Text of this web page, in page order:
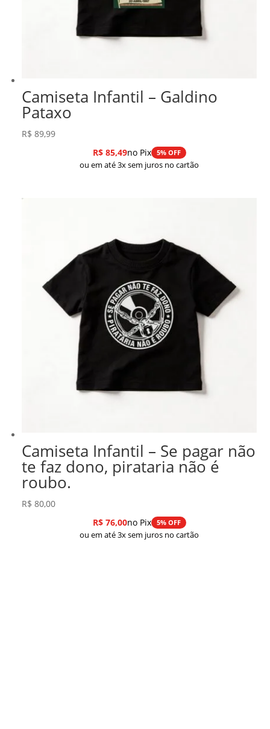
Camiseta Infantil – Galdino
Pataxo
R$ 89,99
R$85,49no Pix 5% OFF
ou em até 3x sem juros no cartão
Camiseta Infantil – Se pagar não
te faz dono, pirataria não é
roubo.
R$ 80,00
R$76,00no Pix 5% OFF
ou em até 3x sem juros no cartão